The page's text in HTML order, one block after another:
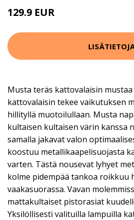
129.9 EUR
Musta teräs kattovalaisin
kattovalaisin tekee vaikutuksen
hillityllä muotoilullaan. Musta
kultaisen kultaisen värin kanssa
samalla jakavat valon
koostuu metallikaapelisuojasta
varten. Tästä nousevat lyhyet
kolme pidempää tankoa roikkuu
vaakasuorassa. Vavan
mattakultaiset pistorasiat
Yksilöllisesti valituilla lampuilla